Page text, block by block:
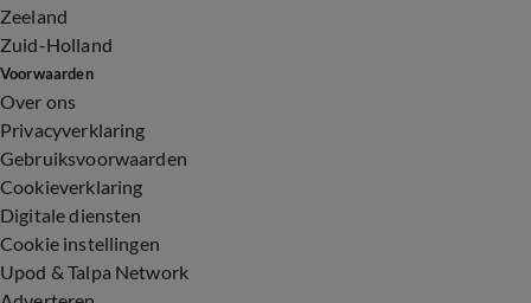
Zeeland
Zuid-Holland
Voorwaarden
Over ons
Privacyverklaring
Gebruiksvoorwaarden
Cookieverklaring
Digitale diensten
Cookie instellingen
Upod & Talpa Network